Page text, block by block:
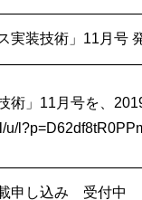
装技術」11月号
術」11月号を、
u/
申し込み 受付中